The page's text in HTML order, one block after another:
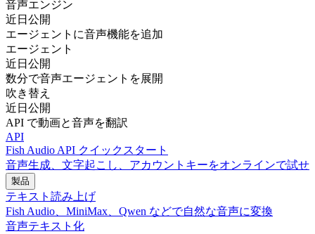
音声エンジン
近日公開
エージェントに音声機能を追加
エージェント
近日公開
数分で音声エージェントを展開
吹き替え
近日公開
API で動画と音声を翻訳
API
Fish Audio API クイックスタート
音声生成、文字起こし、アカウントキーをオンラインで試せ
製品
テキスト読み上げ
Fish Audio、MiniMax、Qwen などで自然な音声に変換
音声テキスト化